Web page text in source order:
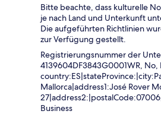
Bitte beachte, dass kulturelle
je nach Land und Unterkunft
Die aufgeführten Richtlinien
zur Verfügung gestellt.
Registrierungsnummer der
4139604DF3843G0001WR, No,
Mallorca|address1:José Rover
Business